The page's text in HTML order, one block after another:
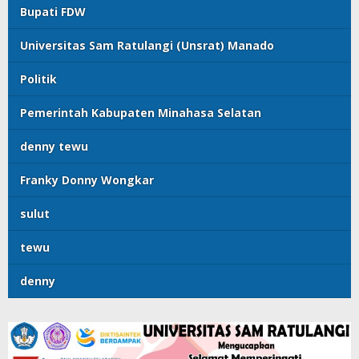
Bupati FDW
Universitas Sam Ratulangi (Unsrat) Manado
Politik
Pemerintah Kabupaten Minahasa Selatan
denny tewu
Franky Donny Wongkar
sulut
tewu
denny